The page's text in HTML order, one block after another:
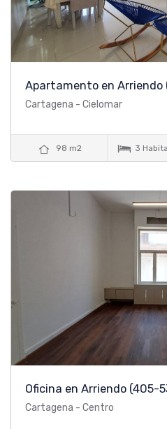
Apartamento en Arriendo
Cartagena - Cielomar
 98 m2  3
Oficina en Arriendo (405-
Cartagena - Centro